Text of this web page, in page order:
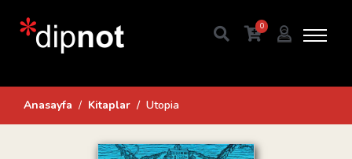
0
Anasayfa Kitaplar Utopia